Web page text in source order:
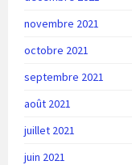
novembre 2021
octobre 2021
septembre 2021
août 2021
juillet 2021
juin 2021